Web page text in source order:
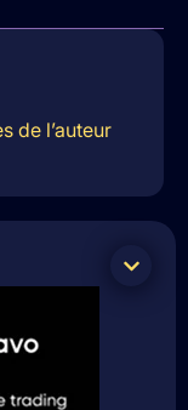
de l’auteur